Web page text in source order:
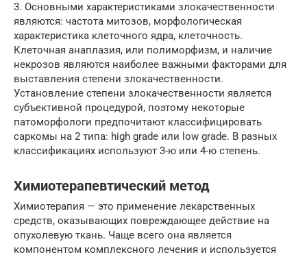
3. Основными характеристиками злокачественности
являются: частота митозов, морфологическая
характеристика клеточного ядра, клеточность.
Клеточная анаплазия, или полиморфизм, и наличие
некрозов являются наиболее важными факторами для
выставления степени злокачественности.
Установление степени злокачественности является
субъективной процедурой, поэтому некоторые
патоморфологи предпочитают классифицировать
саркомы на 2 типа: high grade или low grade. В разных
классификациях используют 3-ю или 4-ю степень.
Химиотерапевтический метод
Химиотерапия — это применение лекарственных
средств, оказывающих повреждающее действие на
опухолевую ткань. Чаще всего она является
компонентом комплексного лечения и используется